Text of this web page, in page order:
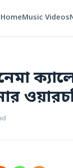
HomeMusic Videos